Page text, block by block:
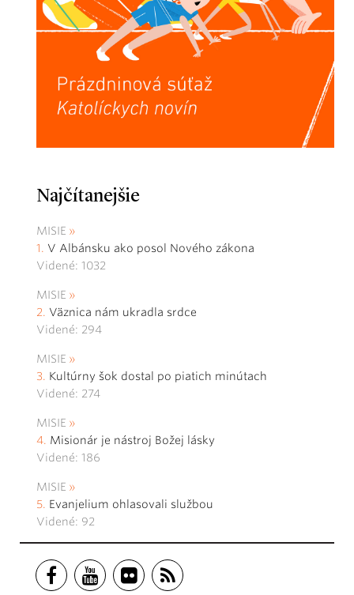
Najčítanejšie
MISIE
V Albánsku ako posol Nového zákona
Videné: 1032
MISIE
Väznica nám ukradla srdce
Videné: 294
MISIE
Kultúrny šok dostal po piatich minútach
Videné: 274
MISIE
Misionár je nástroj Božej lásky
Videné: 186
MISIE
Evanjelium ohlasovali službou
Videné: 92